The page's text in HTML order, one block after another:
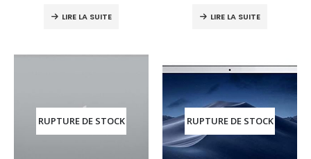
LIRE LA SUITE LIRE LA SUITE
RUPTURE DE STOCK RUPTURE DE STOCK